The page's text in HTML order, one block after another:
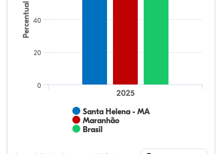
Percentual
Santa Helena - MA
Maranhão
Brasil
2025
0
20
40